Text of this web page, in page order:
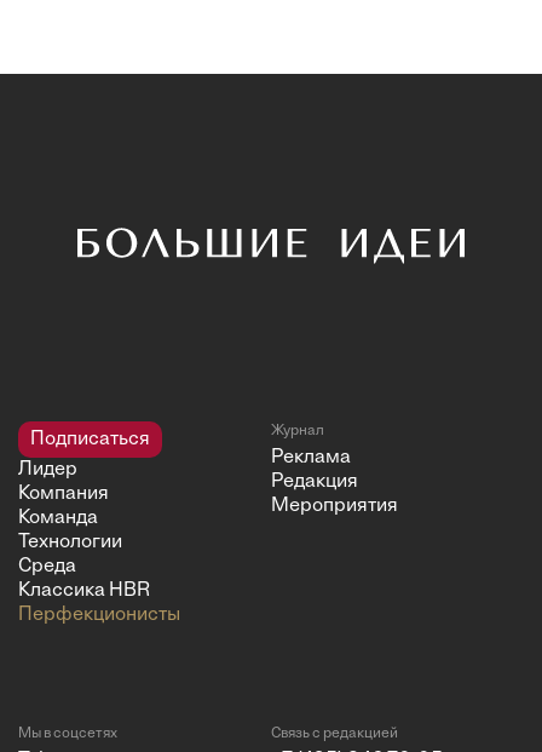
Подписаться
Лидер
Компания
Команда
Технологии
Среда
Классика HBR
Перфекционисты
Журнал
Реклама
Редакция
Мероприятия
Мы в соцсетях Связь с редакцией